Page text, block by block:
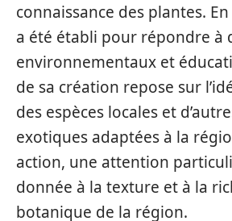
connaissance des plantes.
a été établi pour répondre à
environnementaux et
de sa création repose sur
des espèces locales et
exotiques adaptées à la
action, une attention
donnée à la texture et à la
botanique de la région.